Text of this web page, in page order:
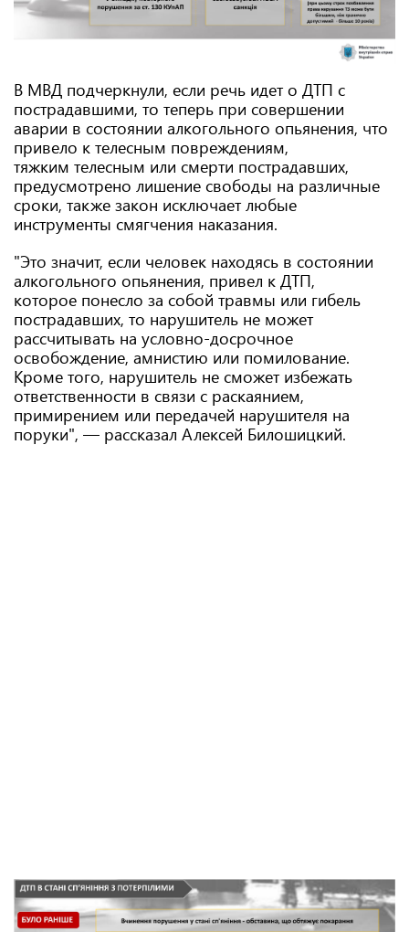
В МВД подчеркнули, если речь идет о ДТП с
пострадавшими, то теперь при совершении
аварии в состоянии алкогольного опьянения, что
привело к телесным повреждениям,
тяжким телесным или смерти пострадавших,
предусмотрено лишение свободы на различные
сроки, также закон исключает любые
инструменты смягчения наказания.
"Это значит, если человек находясь в состоянии
алкогольного опьянения, привел к ДТП,
которое понесло за собой травмы или гибель
пострадавших, то нарушитель не может
рассчитывать на условно-досрочное
освобождение, амнистию или помилование.
Кроме того, нарушитель не сможет избежать
ответственности в связи с раскаянием,
примирением или передачей нарушителя на
поруки", — рассказал Алексей Билошицкий.